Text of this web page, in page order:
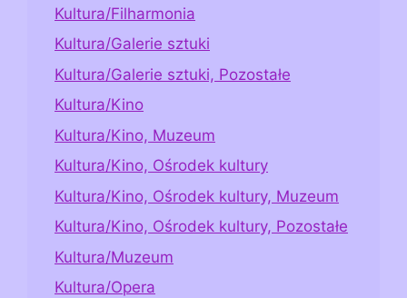
Kultura/Filharmonia
Kultura/Galerie sztuki
Kultura/Galerie sztuki, Pozostałe
Kultura/Kino
Kultura/Kino, Muzeum
Kultura/Kino, Ośrodek kultury
Kultura/Kino, Ośrodek kultury, Muzeum
Kultura/Kino, Ośrodek kultury, Pozostałe
Kultura/Muzeum
Kultura/Opera